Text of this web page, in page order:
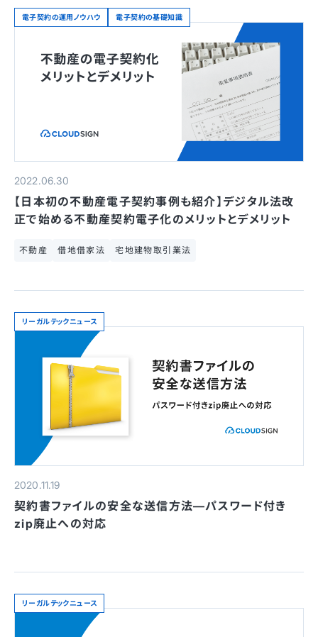
電子契約の運用ノウハウ 電子契約の基礎知識
2022.06.30
【日本初の不動産電子契約事例も紹介】デジタル法改
正で始める不動産契約電子化のメリットとデメリット
不動産 借地借家法 宅地建物取引業法
リーガルテックニュース
2020.11.19
契約書ファイルの安全な送信方法—パスワード付き
zip廃止への対応
リーガルテックニュース